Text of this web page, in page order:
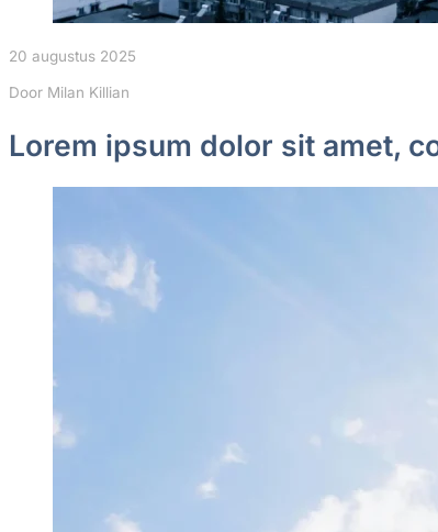
20 augustus 2025
Door Milan Killian
Lorem ipsum dolor sit amet,